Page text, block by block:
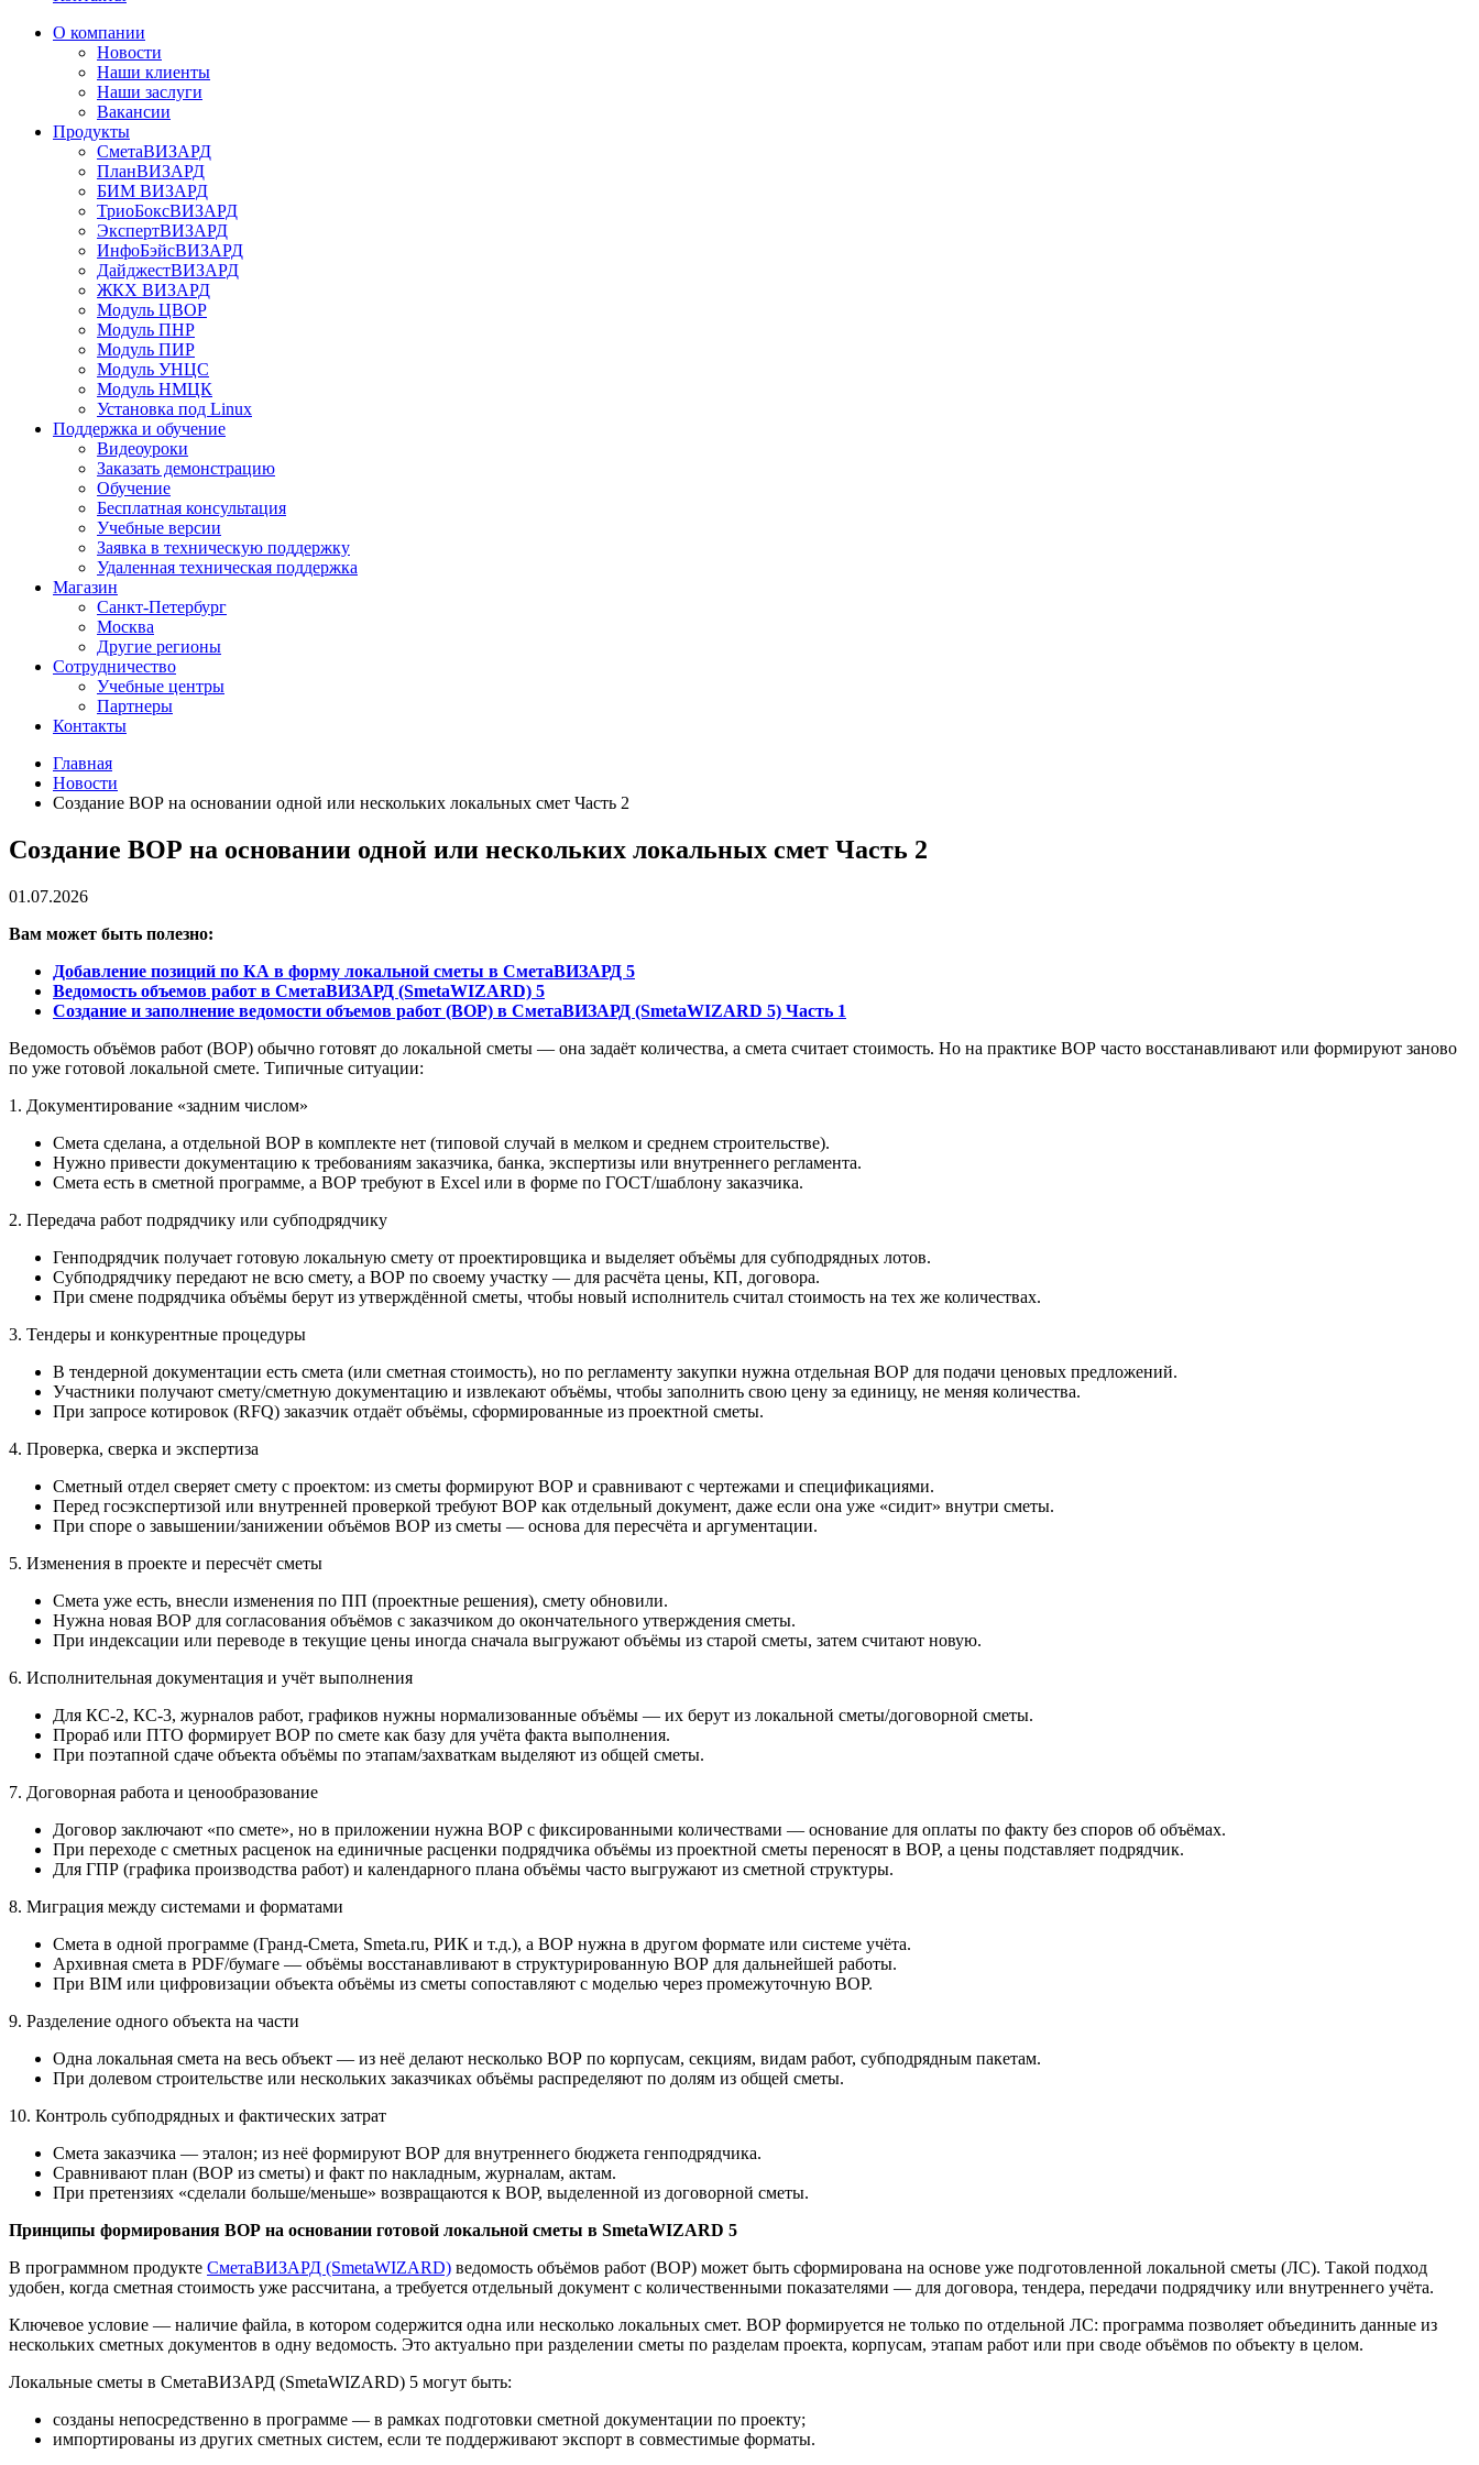
О компании
Новости
Наши клиенты
Наши заслуги
Вакансии
Продукты
СметаВИЗАРД
ПланВИЗАРД
БИМ ВИЗАРД
ТриоБоксВИЗАРД
ЭкспертВИЗАРД
ИнфоБэйсВИЗАРД
ДайджестВИЗАРД
ЖКХ ВИЗАРД
Модуль ЦВОР
Модуль ПНР
Модуль ПИР
Модуль УНЦС
Модуль НМЦК
Установка под Linux
Поддержка и обучение
Видеоуроки
Заказать демонстрацию
Обучение
Бесплатная консультация
Учебные версии
Заявка в техническую поддержку
Удаленная техническая поддержка
Магазин
Санкт-Петербург
Москва
Другие регионы
Сотрудничество
Учебные центры
Партнеры
Контакты
Главная
Новости
Создание ВОР на основании одной или нескольких локальных смет Часть 2
Создание ВОР на основании одной или нескольких локальных смет Часть 2
01.07.2026
Вам может быть полезно:
Добавление позиций по КА в форму локальной сметы в СметаВИЗАРД 5
Ведомость объемов работ в СметаВИЗАРД (SmetaWIZARD) 5
Создание и заполнение ведомости объемов работ (ВОР) в СметаВИЗАРД (SmetaWIZARD 5) Часть 1
Ведомость объёмов работ (ВОР) обычно готовят до локальной сметы — она задаёт количества, а смета считает стоимость. Но на практике ВОР часто восстанавливают или формируют заново
по уже готовой локальной смете. Типичные ситуации:
1. Документирование «задним числом»
Смета сделана, а отдельной ВОР в комплекте нет (типовой случай в мелком и среднем строительстве).
Нужно привести документацию к требованиям заказчика, банка, экспертизы или внутреннего регламента.
Смета есть в сметной программе, а ВОР требуют в Excel или в форме по ГОСТ/шаблону заказчика.
2. Передача работ подрядчику или субподрядчику
Генподрядчик получает готовую локальную смету от проектировщика и выделяет объёмы для субподрядных лотов.
Субподрядчику передают не всю смету, а ВОР по своему участку — для расчёта цены, КП, договора.
При смене подрядчика объёмы берут из утверждённой сметы, чтобы новый исполнитель считал стоимость на тех же количествах.
3. Тендеры и конкурентные процедуры
В тендерной документации есть смета (или сметная стоимость), но по регламенту закупки нужна отдельная ВОР для подачи ценовых предложений.
Участники получают смету/сметную документацию и извлекают объёмы, чтобы заполнить свою цену за единицу, не меняя количества.
При запросе котировок (RFQ) заказчик отдаёт объёмы, сформированные из проектной сметы.
4. Проверка, сверка и экспертиза
Сметный отдел сверяет смету с проектом: из сметы формируют ВОР и сравнивают с чертежами и спецификациями.
Перед госэкспертизой или внутренней проверкой требуют ВОР как отдельный документ, даже если она уже «сидит» внутри сметы.
При споре о завышении/занижении объёмов ВОР из сметы — основа для пересчёта и аргументации.
5. Изменения в проекте и пересчёт сметы
Смета уже есть, внесли изменения по ПП (проектные решения), смету обновили.
Нужна новая ВОР для согласования объёмов с заказчиком до окончательного утверждения сметы.
При индексации или переводе в текущие цены иногда сначала выгружают объёмы из старой сметы, затем считают новую.
6. Исполнительная документация и учёт выполнения
Для КС-2, КС-3, журналов работ, графиков нужны нормализованные объёмы — их берут из локальной сметы/договорной сметы.
Прораб или ПТО формирует ВОР по смете как базу для учёта факта выполнения.
При поэтапной сдаче объекта объёмы по этапам/захваткам выделяют из общей сметы.
7. Договорная работа и ценообразование
Договор заключают «по смете», но в приложении нужна ВОР с фиксированными количествами — основание для оплаты по факту без споров об объёмах.
При переходе с сметных расценок на единичные расценки подрядчика объёмы из проектной сметы переносят в ВОР, а цены подставляет подрядчик.
Для ГПР (графика производства работ) и календарного плана объёмы часто выгружают из сметной структуры.
8. Миграция между системами и форматами
Смета в одной программе (Гранд-Смета, Smeta.ru, РИК и т.д.), а ВОР нужна в другом формате или системе учёта.
Архивная смета в PDF/бумаге — объёмы восстанавливают в структурированную ВОР для дальнейшей работы.
При BIM или цифровизации объекта объёмы из сметы сопоставляют с моделью через промежуточную ВОР.
9. Разделение одного объекта на части
Одна локальная смета на весь объект — из неё делают несколько ВОР по корпусам, секциям, видам работ, субподрядным пакетам.
При долевом строительстве или нескольких заказчиках объёмы распределяют по долям из общей сметы.
10. Контроль субподрядных и фактических затрат
Смета заказчика — эталон; из неё формируют ВОР для внутреннего бюджета генподрядчика.
Сравнивают план (ВОР из сметы) и факт по накладным, журналам, актам.
При претензиях «сделали больше/меньше» возвращаются к ВОР, выделенной из договорной сметы.
Принципы формирования ВОР на основании готовой локальной сметы в SmetaWIZARD 5
В программном продукте СметаВИЗАРД (SmetaWIZARD) ведомость объёмов работ (ВОР) может быть сформирована на основе уже подготовленной локальной сметы (ЛС). Такой подход
удобен, когда сметная стоимость уже рассчитана, а требуется отдельный документ с количественными показателями — для договора, тендера, передачи подрядчику или внутреннего учёта.
Ключевое условие — наличие файла, в котором содержится одна или несколько локальных смет. ВОР формируется не только по отдельной ЛС: программа позволяет объединить данные из
нескольких сметных документов в одну ведомость. Это актуально при разделении сметы по разделам проекта, корпусам, этапам работ или при своде объёмов по объекту в целом.
Локальные сметы в СметаВИЗАРД (SmetaWIZARD) 5 могут быть:
созданы непосредственно в программе — в рамках подготовки сметной документации по проекту;
импортированы из других сметных систем, если те поддерживают экспорт в совместимые форматы.